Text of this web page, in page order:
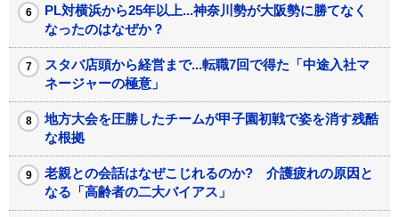
PL対横浜から25年以上...神奈川勢が大阪勢に勝てなく
なったのはなぜか？
スタバ店頭から経営まで...転職7回で得た「中途入社マ
ネージャーの極意」
地方大会を圧勝したチームが甲子園初戦で姿を消す残酷
な根拠
老親との会話はなぜこじれるのか? 介護疲れの原因と
なる「高齢者の二大バイアス」